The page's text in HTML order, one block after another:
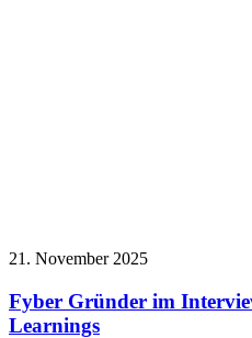
21. November 2025
Fyber Gründer im
Learnings